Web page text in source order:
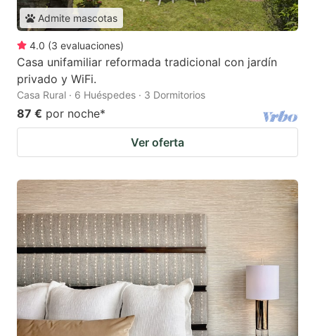
Admite mascotas
4.0 (3 evaluaciones)
Casa unifamiliar reformada tradicional con jardín
privado y WiFi.
Casa Rural · 6 Huéspedes · 3 Dormitorios
87 € por noche*
Ver oferta